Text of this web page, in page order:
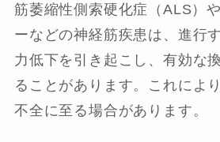
筋萎縮性側索硬化症（ALS）
ーなどの神経筋疾患は、進行
力低下を引き起こし、有効な
ることがあります。これによ
不全に至る場合があります。